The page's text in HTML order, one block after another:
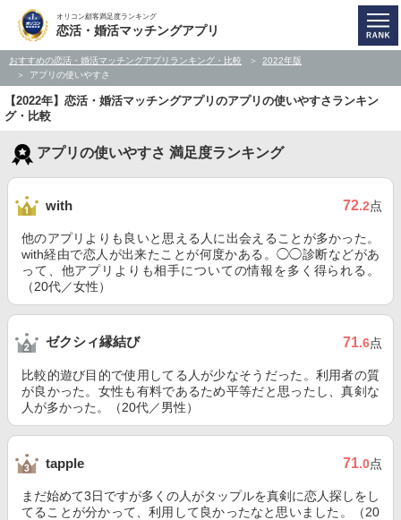
オリコン顧客満足度ランキング
恋活・婚活マッチングアプリ
おすすめの恋活・婚活マッチングアプリランキング・比較
2022年版
アプリの使いやすさ
【2022年】恋活・婚活マッチングアプリのアプリの使いやすさランキン
グ・比較
アプリの使いやすさ 満足度ランキング
with 72.2点
他のアプリよりも良いと思える人に出会えることが多かった。
with経由で恋人が出来たことが何度かある。◯◯診断などがあ
って、他アプリよりも相手についての情報を多く得られる。
（20代／女性）
ゼクシィ縁結び 71.6点
比較的遊び目的で使用してる人が少なそうだった。利用者の質
が良かった。女性も有料であるため平等だと思ったし、真剣な
人が多かった。（20代／男性）
tapple 71.0点
まだ始めて3日ですが多くの人がタップルを真剣に恋人探しをし
てることが分かって、利用して良かったなと思いました。（20